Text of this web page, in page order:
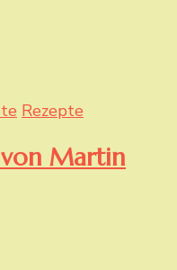
Rezepte
Martin